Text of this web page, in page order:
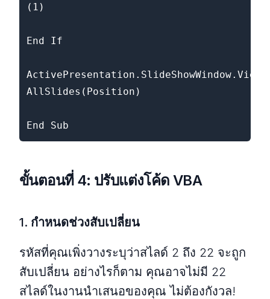
(1)
End If
AllSlides(Position)
End Sub
ขั้นตอนที่ 4: ปรับแต่งโค้ด VBA
1. กำหนดช่วงสับเปลี่ยน
รหัสที่คุณเพิ่งวางระบุว่าสไลด์ 2 ถึง 22 จะถูก
สับเปลี่ยน อย่างไรก็ตาม คุณอาจไม่มี 22
สไลด์ในงานนำเสนอของคุณ ไม่ต้องกังวล!